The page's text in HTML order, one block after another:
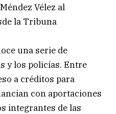
Vélez al
la Tribuna
una serie de
y los policías. Entre
a créditos para
con aportaciones
integrantes de las